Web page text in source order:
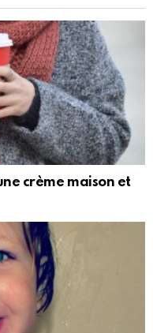
crème maison et